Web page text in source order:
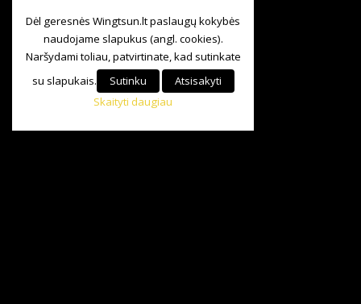
Dėl geresnės Wingtsun.lt paslaugų kokybės
naudojame slapukus (angl. cookies).
Naršydami toliau, patvirtinate, kad sutinkate
su slapukais.
Sutinku
Atsisakyti
Skaityti daugiau